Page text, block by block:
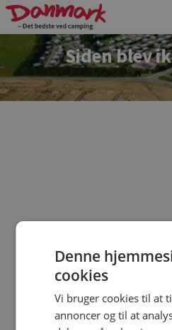
Siden blev
Vi beklager. Siden du
Denne
cookies
Vi bruger cookies til at
annoncer og til at